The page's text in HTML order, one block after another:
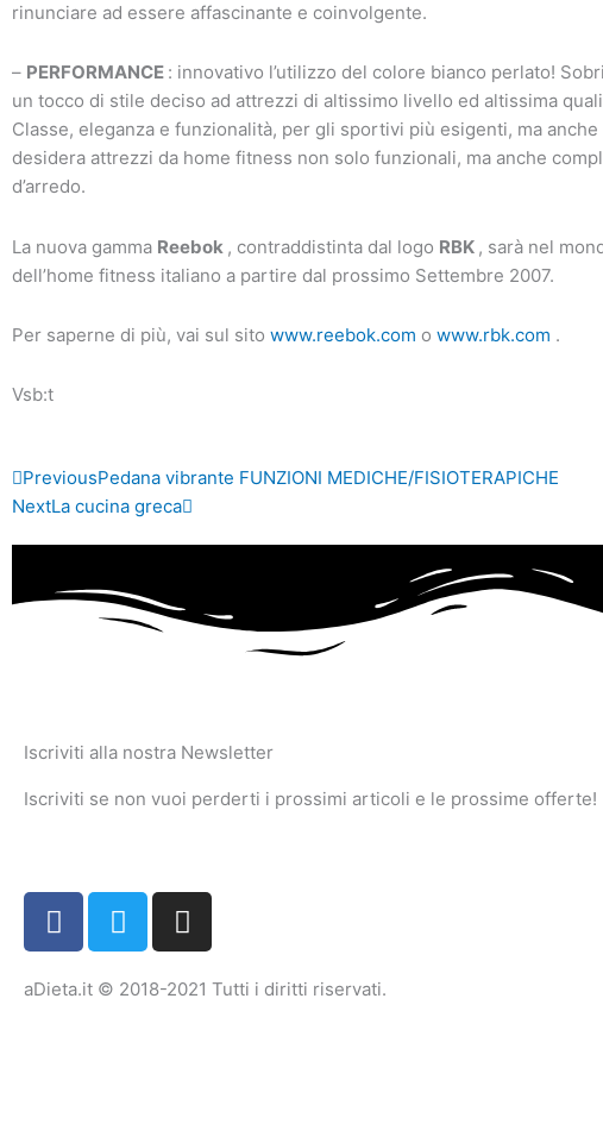
rinunciare ad essere affascinante e coinvolgente.
– PERFORMANCE : innovativo l’utilizzo del colore bianco perlato!
un tocco di stile deciso ad attrezzi di altissimo livello ed altissima
Classe, eleganza e funzionalità, per gli sportivi più esigenti, ma anche
desidera attrezzi da home fitness non solo funzionali, ma anche
d’arredo.
La nuova gamma Reebok , contraddistinta dal logo RBK , sarà nel
dell’home fitness italiano a partire dal prossimo Settembre 2007.
Per saperne di più, vai sul sito www.reebok.com o www.rbk.com .
Vsb:t
Precedente
PreviousPedana vibrante FUNZIONI MEDICHE/FISIOTERAPICHE
NextLa cucina greca
Successivo
Iscriviti alla nostra Newsletter
Iscriviti se non vuoi perderti i prossimi articoli e le prossime offerte!
F
a
e
T
w
t
I
n
t
aDieta.it © 2018-2021 Tutti i diritti riservati.